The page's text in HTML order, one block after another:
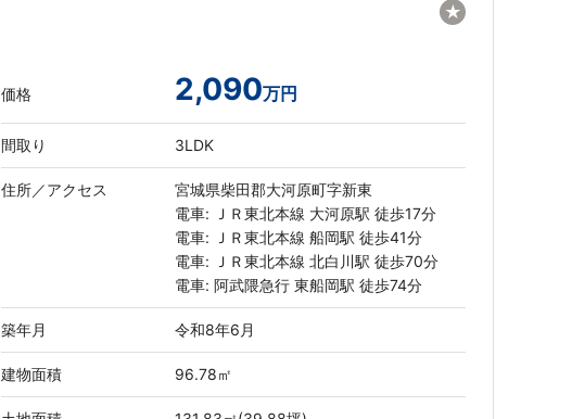
価格 2,090万円
間取り 3LDK
住所／アクセス
宮城県柴田郡大河原町字新東
電車: ＪＲ東北本線 大河原駅 徒歩17分
電車: ＪＲ東北本線 船岡駅 徒歩41分
電車: ＪＲ東北本線 北白川駅 徒歩70分
電車: 阿武隈急行 東船岡駅 徒歩74分
築年月 令和8年6月
建物面積 96.78㎡
★